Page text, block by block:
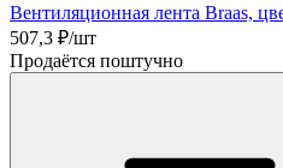
Вентиляционная лента Braas,
507,3 ₽/шт
Продаётся поштучно